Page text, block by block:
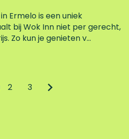
Ermelo is een uniek
bij Wok Inn niet per gerecht,
Zo kun je genieten v...
2
3